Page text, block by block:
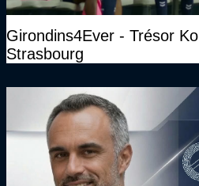
Girondins4Ever - Trésor
Strasbourg